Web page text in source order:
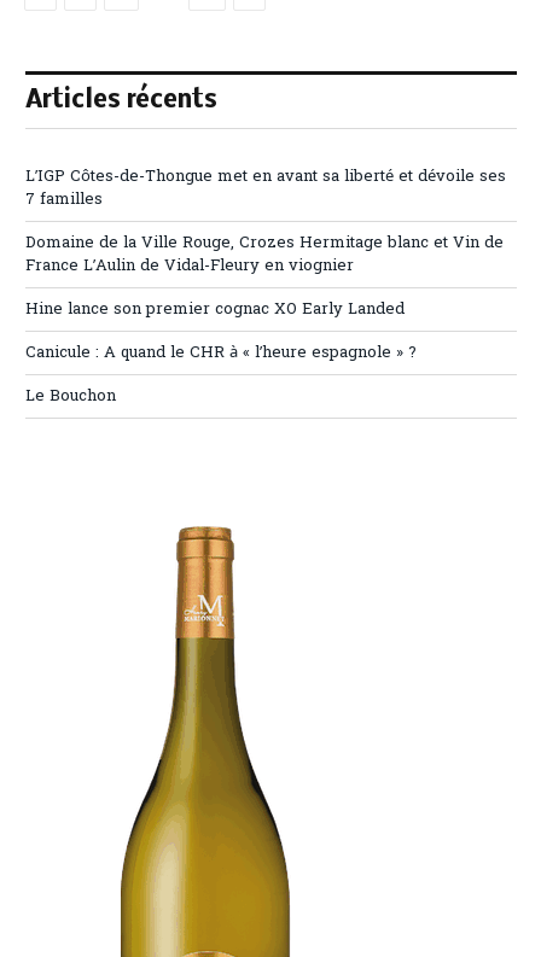
Articles récents
L’IGP Côtes-de-Thongue met en avant sa liberté et dévoile ses
7 familles
Domaine de la Ville Rouge, Crozes Hermitage blanc et Vin de
France L’Aulin de Vidal-Fleury en viognier
Hine lance son premier cognac XO Early Landed
Canicule : A quand le CHR à « l’heure espagnole » ?
Le Bouchon